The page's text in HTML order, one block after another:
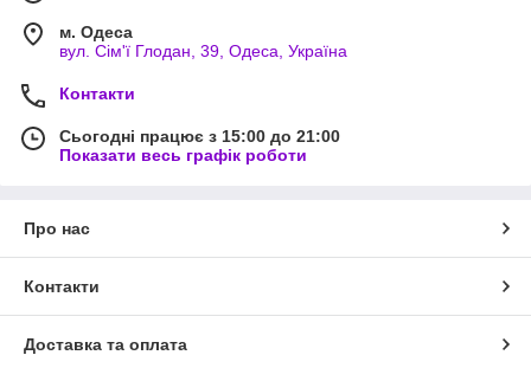
м. Одеса
вул. Сім'ї Глодан, 39, Одеса, Україна
Контакти
Сьогодні працює з 15:00 до 21:00
Показати весь графік роботи
Про нас
Контакти
Доставка та оплата